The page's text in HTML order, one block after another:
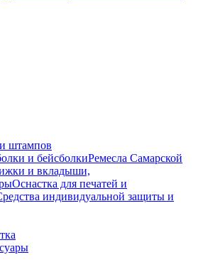
штампов
и бейсболкиРемесла Самарской
и вкладыши,
Оснастка для печатей и
индивидуальной защиты и